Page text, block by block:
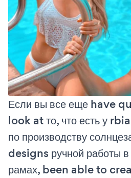
Если вы все еще have
look at то, что есть у
по производству
designs ручной работы
рамах, been able to